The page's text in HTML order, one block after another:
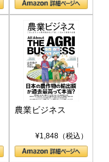
農業ビジネス
¥1,848（税込）